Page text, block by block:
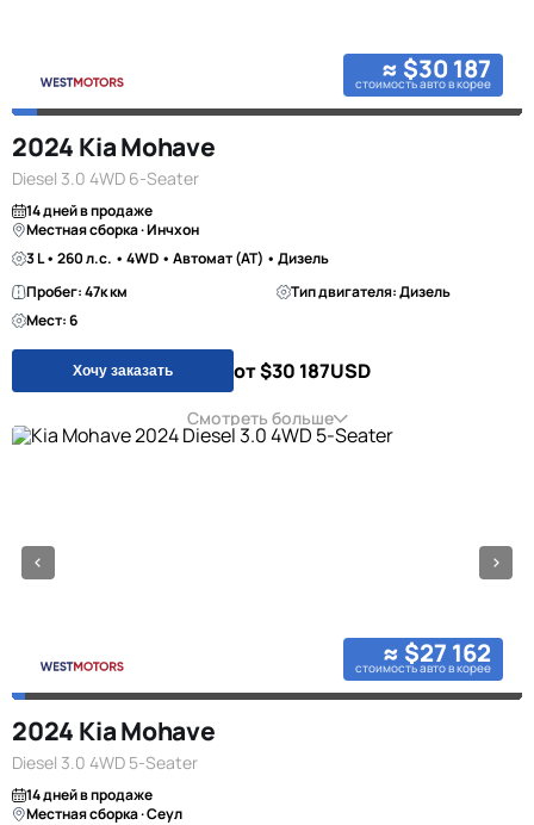
≈ $30 187
стоимость авто в корее
2024 Kia Mohave
Diesel 3.0 4WD 6-Seater
14 дней в продаже
Местная сборка · Инчхон
3 L • 260 л.с. • 4WD • Автомат (AT) • Дизель
Пробег: 47к км
Тип двигателя: Дизель
Мест: 6
Хочу заказать от $30 187USD
Смотреть больше
≈ $27 162
стоимость авто в корее
2024 Kia Mohave
Diesel 3.0 4WD 5-Seater
14 дней в продаже
Местная сборка · Сеул